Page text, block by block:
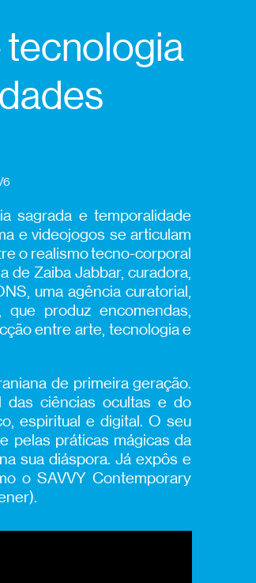
tecnologia
6
sagrada e temporalidade
e videojogos se articulam
o realismo tecno-corporal
de Zaiba Jabbar, curadora,
uma agência curatorial,
produz encomendas,
entre arte, tecnologia e
de primeira geração.
das ciências ocultas e do
espiritual e digital. O seu
pelas práticas mágicas da
sua diáspora. Já expôs e
o SAVVY Contemporary